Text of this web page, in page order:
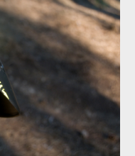
i integrálka v jedné
i integrálka v jedné
i integrálka v jedné